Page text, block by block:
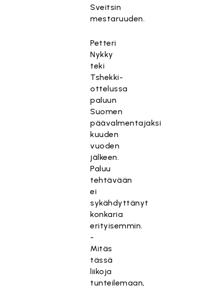
Sveitsin
mestaruuden.
Petteri
Nykky
teki
Tshekki-
ottelussa
paluun
Suomen
päävalmentajaksi
kuuden
vuoden
jälkeen.
Paluu
tehtävään
ei
sykähdyttänyt
konkaria
erityisemmin.
-
Mitäs
tässä
liikoja
tunteilemaan,